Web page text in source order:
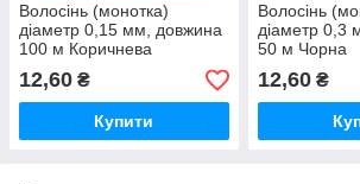
Волосінь (монотка)
діаметр 0,15 мм, довжина
100 м Коричнева
12,60 ₴
Купити
Волосінь
діаметр 0,3
50 м Чорна
12,60₴